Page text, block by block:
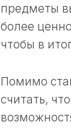
предметы
более
чтобы в
Помимо
считать,